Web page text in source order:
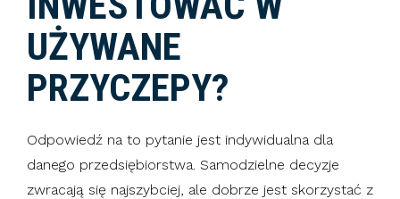
UŻYWANE
PRZYCZEPY?
Odpowiedź na to pytanie jest indywidualna dla
danego przedsiębiorstwa. Samodzielne decyzje
zwracają się najszybciej, ale dobrze jest skorzystać z